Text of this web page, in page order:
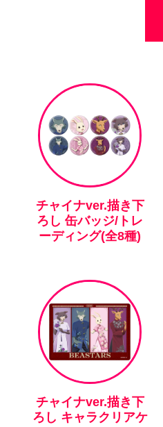
チャイナver.描き下
ろし 缶バッジ/トレ
ーディング(全8種)
チャイナver.描き下
ろし キャラクリアケ